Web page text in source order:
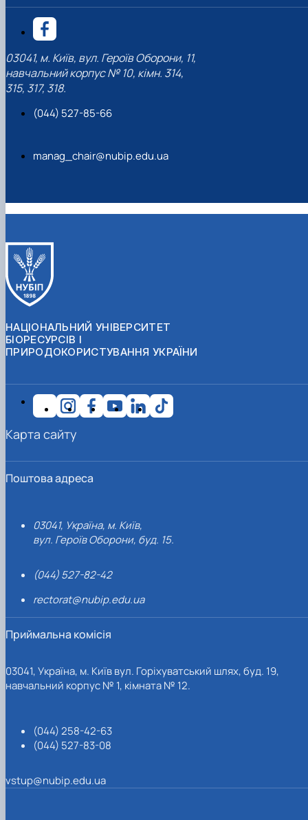
03041, м. Київ, вул. Героїв Оборони, 11,
навчальний корпус № 10, кімн. 314,
315, 317, 318.
(044) 527-85-66
manag_chair@nubip.edu.ua
НАЦІОНАЛЬНИЙ УНІВЕРСИТЕТ
БІОРЕСУРСІВ І
ПРИРОДОКОРИСТУВАННЯ УКРАЇНИ
Поштова адреса
03041, Україна, м. Київ,
вул. Героїв Оборони, буд. 15.
(044) 527-82-42
rectorat@nubip.edu.ua
Приймальна комісія
03041, Україна, м. Київ вул. Горіхуватський шлях, буд. 19,
навчальний корпус № 1, кімната № 12.
(044) 258-42-63
(044) 527-83-08
vstup@nubip.edu.ua
Карта сайту